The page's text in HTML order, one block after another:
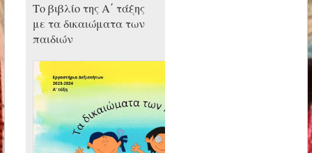
Το βιβλίο της Α΄ τάξης
με τα δικαιώματα των
παιδιών